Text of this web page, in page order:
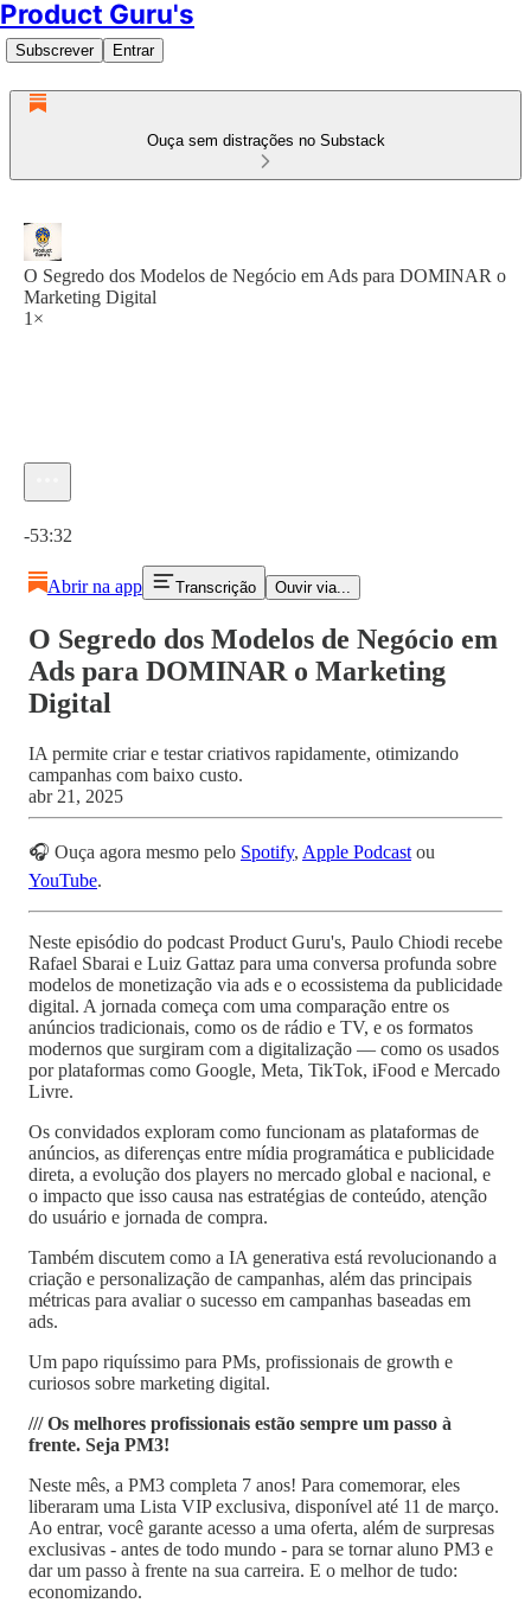
Product Guru's
Subscrever Entrar
Ouça sem distrações no Substack
O Segredo dos Modelos de Negócio em Ads para DOMINAR o
Marketing Digital
1×
-53:32
Abrir na app Transcrição Ouvir via...
O Segredo dos Modelos de Negócio em
Ads para DOMINAR o Marketing
Digital
IA permite criar e testar criativos rapidamente, otimizando
campanhas com baixo custo.
abr 21, 2025
🎧 Ouça agora mesmo pelo Spotify, Apple Podcast ou
YouTube.
Neste episódio do podcast Product Guru's, Paulo Chiodi recebe
Rafael Sbarai e Luiz Gattaz para uma conversa profunda sobre
modelos de monetização via ads e o ecossistema da publicidade
digital. A jornada começa com uma comparação entre os
anúncios tradicionais, como os de rádio e TV, e os formatos
modernos que surgiram com a digitalização — como os usados
por plataformas como Google, Meta, TikTok, iFood e Mercado
Livre.
Os convidados exploram como funcionam as plataformas de
anúncios, as diferenças entre mídia programática e publicidade
direta, a evolução dos players no mercado global e nacional, e
o impacto que isso causa nas estratégias de conteúdo, atenção
do usuário e jornada de compra.
Também discutem como a IA generativa está revolucionando a
criação e personalização de campanhas, além das principais
métricas para avaliar o sucesso em campanhas baseadas em
ads.
Um papo riquíssimo para PMs, profissionais de growth e
curiosos sobre marketing digital.
/// Os melhores profissionais estão sempre um passo à
frente. Seja PM3!
Neste mês, a PM3 completa 7 anos! Para comemorar, eles
liberaram uma Lista VIP exclusiva, disponível até 11 de março.
Ao entrar, você garante acesso a uma oferta, além de surpresas
exclusivas - antes de todo mundo - para se tornar aluno PM3 e
dar um passo à frente na sua carreira. E o melhor de tudo:
economizando.